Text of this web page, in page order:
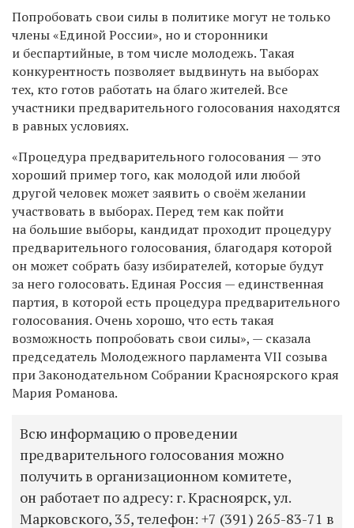
Попробовать свои силы в политике могут не только
члены «Единой России», но и сторонники
и беспартийные, в том числе молодежь. Такая
конкурентность позволяет выдвинуть на выборах
тех, кто готов работать на благо жителей. Все
участники предварительного голосования находятся
в равных условиях.
«Процедура предварительного голосования — это
хороший пример того, как молодой или любой
другой человек может заявить о своём желании
участвовать в выборах. Перед тем как пойти
на большие выборы, кандидат проходит процедуру
предварительного голосования, благодаря которой
он может собрать базу избирателей, которые будут
за него голосовать. Единая Россия — единственная
партия, в которой есть процедура предварительного
голосования. Очень хорошо, что есть такая
возможность попробовать свои силы», — сказала
председатель Молодежного парламента VII созыва
при Законодательном Собрании Красноярского края
Мария Романова.
Всю информацию о проведении
предварительного голосования можно
получить в организационном комитете,
он работает по адресу: г. Красноярск, ул.
Марковского, 35, телефон: +7 (391) 265-83-71 в